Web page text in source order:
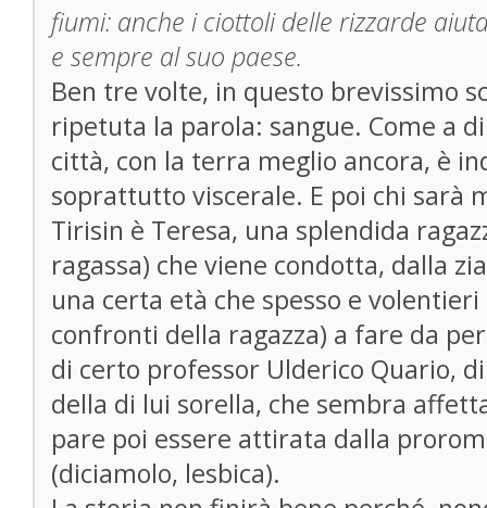
fiumi: anche i ciottoli delle rizzarde
e sempre al suo paese.
Ben tre volte, in questo brevissimo
ripetuta la parola: sangue. Come a
città, con la terra meglio ancora, è
soprattutto viscerale. E poi chi sarà
Tirisin è Teresa, una splendida
ragassa) che viene condotta, dalla
una certa età che spesso e
confronti della ragazza) a fare da
di certo professor Ulderico Quario,
della di lui sorella, che sembra
pare poi essere attirata dalla
(diciamolo, lesbica).